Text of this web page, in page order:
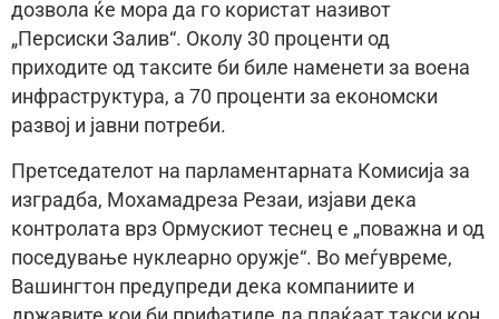
дозвола ќе мора да го користат називот
„Персиски Залив“. Околу 30 проценти од
приходите од таксите би биле наменети за воена
инфраструктура, а 70 проценти за економски
развој и јавни потреби.
Претседателот на парламентарната Комисија за
изградба, Мохамадреза Резаи, изјави дека
контролата врз Ормускиот теснец е „поважна и од
поседување нуклеарно оружје“. Во меѓувреме,
Вашингтон предупреди дека компаниите и